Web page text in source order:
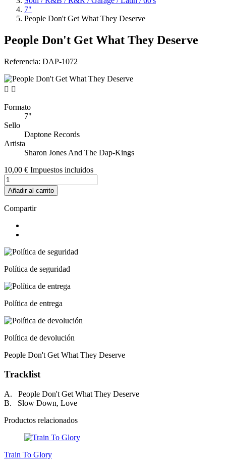
7"
People Don't Get What They Deserve
People Don't Get What They Deserve
Referencia: DAP-1072
 
Formato
7"
Sello
Daptone Records
Artista
Sharon Jones And The Dap-Kings
10,00 € Impuestos incluidos
Añadir al carrito
Compartir
Política de seguridad
Política de entrega
Política de devolución
People Don't Get What They Deserve
Tracklist
A. People Don't Get What They Deserve
B. Slow Down, Love
Productos relacionados
Train To Glory